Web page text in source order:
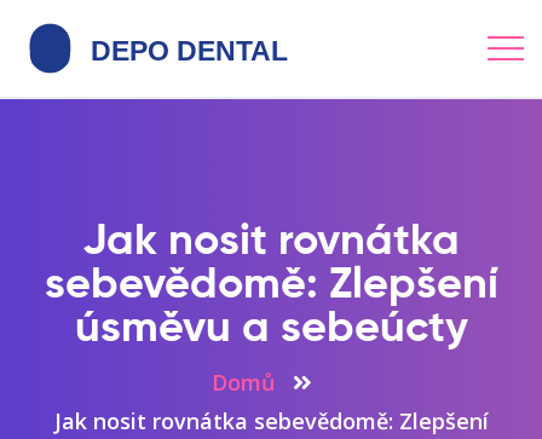
Jak nosit rovnátka
sebevědomě: Zlepšení
úsměvu a sebeúcty
Domů
Jak nosit rovnátka sebevědomě: Zlepšení